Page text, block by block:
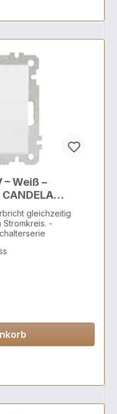
Weiß –
gleichzeitig
Stromkreis. -
mit der CANDELA Schalterserie